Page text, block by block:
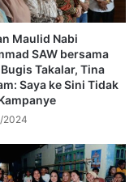
Maulid Nabi
SAW bersama
Takalar, Tina
Saya ke Sini Tidak
2024